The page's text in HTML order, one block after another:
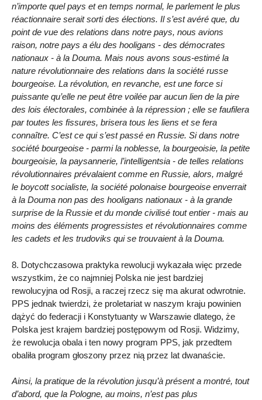
n’importe quel pays et en temps normal, le parlement le plus
réactionnaire serait sorti des élections. Il s’est avéré que, du
point de vue des relations dans notre pays, nous avions
raison, notre pays a élu des hooligans - des démocrates
nationaux - à la Douma. Mais nous avons sous-estimé la
nature révolutionnaire des relations dans la société russe
bourgeoise. La révolution, en revanche, est une force si
puissante qu’elle ne peut être voilée par aucun lien de la pire
des lois électorales, combinée à la répression ; elle se faufilera
par toutes les fissures, brisera tous les liens et se fera
connaître. C’est ce qui s’est passé en Russie. Si dans notre
société bourgeoise - parmi la noblesse, la bourgeoisie, la petite
bourgeoisie, la paysannerie, l’intelligentsia - de telles relations
révolutionnaires prévalaient comme en Russie, alors, malgré
le boycott socialiste, la société polonaise bourgeoise enverrait
à la Douma non pas des hooligans nationaux - à la grande
surprise de la Russie et du monde civilisé tout entier - mais au
moins des éléments progressistes et révolutionnaires comme
les cadets et les trudoviks qui se trouvaient à la Douma.
8. Dotychczasowa praktyka rewolucji wykazała więc przede
wszystkim, że co najmniej Polska nie jest bardziej
rewolucyjna od Rosji, a raczej rzecz się ma akurat odwrotnie.
PPS jednak twierdzi, że proletariat w naszym kraju powinien
dążyć do federacji i Konstytuanty w Warszawie dlatego, że
Polska jest krajem bardziej postępowym od Rosji. Widzimy,
że rewolucja obala i ten nowy program PPS, jak przedtem
obaliła program głoszony przez nią przez lat dwanaście.
Ainsi, la pratique de la révolution jusqu’à présent a montré, tout
d’abord, que la Pologne, au moins, n’est pas plus